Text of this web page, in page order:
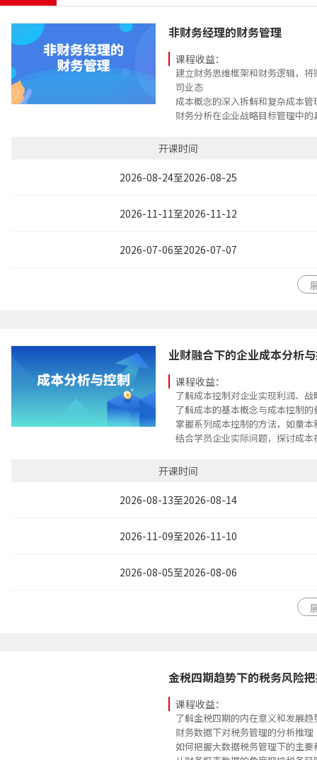
非财务经理的财务管理
课程收益：
建立财务思维框架和财务逻辑，
司业态
成本概念的深入拆解和复杂成本管
财务分析在企业战略目标管理中的
开课时间
2026-08-24至2026-08-25
2026-11-11至2026-11-12
2026-07-06至2026-07-07
业财融合下的企业成本分析
课程收益：
了解成本控制对企业实现利润、
了解成本的基本概念与成本控制的
掌握系列成本控制的方法，如量本
结合学员企业实际问题，探讨成本
开课时间
2026-08-13至2026-08-14
2026-11-09至2026-11-10
2026-08-05至2026-08-06
金税四期趋势下的税务风险
课程收益：
了解金税四期的内在意义和发展趋
财务数据下对税务管理的分析推理
如何把握大数据税务管理下的主